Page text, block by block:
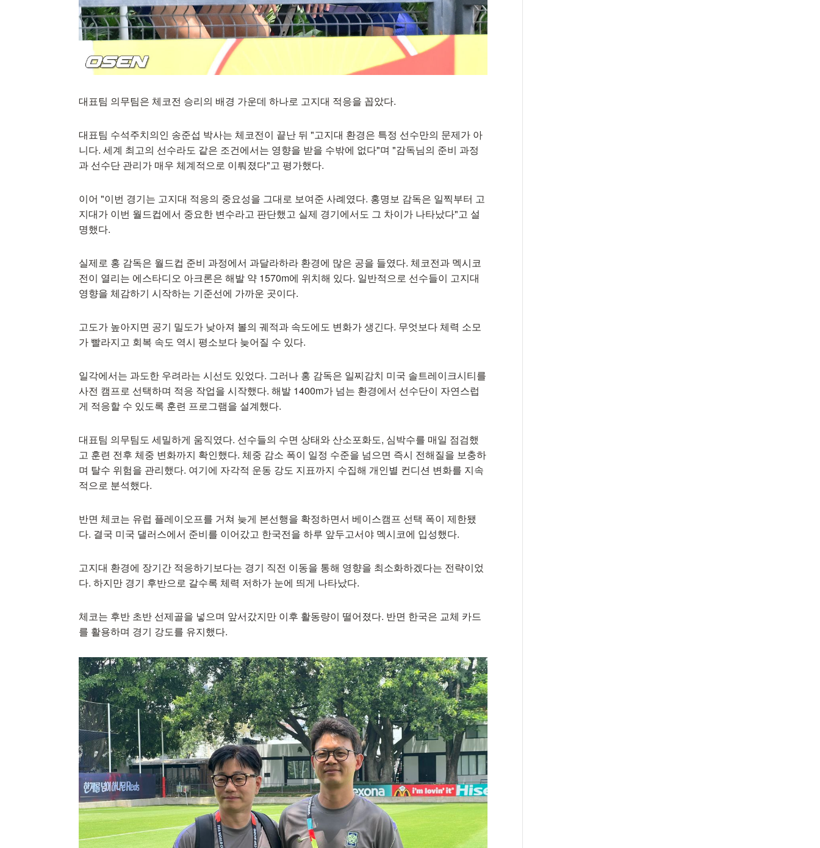
대표팀 의무팀은 체코전 승리의 배경 가운데 하나로 고지대 적응을 꼽았다.
대표팀 수석주치의인 송준섭 박사는 체코전이 끝난 뒤 "고지대 환경은 특정 선수만의 문제가 아
니다. 세계 최고의 선수라도 같은 조건에서는 영향을 받을 수밖에 없다"며 "감독님의 준비 과정
과 선수단 관리가 매우 체계적으로 이뤄졌다"고 평가했다.
이어 "이번 경기는 고지대 적응의 중요성을 그대로 보여준 사례였다. 홍명보 감독은 일찍부터 고
지대가 이번 월드컵에서 중요한 변수라고 판단했고 실제 경기에서도 그 차이가 나타났다"고 설
명했다.
실제로 홍 감독은 월드컵 준비 과정에서 과달라하라 환경에 많은 공을 들였다. 체코전과 멕시코
전이 열리는 에스타디오 아크론은 해발 약 1570m에 위치해 있다. 일반적으로 선수들이 고지대
영향을 체감하기 시작하는 기준선에 가까운 곳이다.
고도가 높아지면 공기 밀도가 낮아져 볼의 궤적과 속도에도 변화가 생긴다. 무엇보다 체력 소모
가 빨라지고 회복 속도 역시 평소보다 늦어질 수 있다.
일각에서는 과도한 우려라는 시선도 있었다. 그러나 홍 감독은 일찌감치 미국 솔트레이크시티를
사전 캠프로 선택하며 적응 작업을 시작했다. 해발 1400m가 넘는 환경에서 선수단이 자연스럽
게 적응할 수 있도록 훈련 프로그램을 설계했다.
대표팀 의무팀도 세밀하게 움직였다. 선수들의 수면 상태와 산소포화도, 심박수를 매일 점검했
고 훈련 전후 체중 변화까지 확인했다. 체중 감소 폭이 일정 수준을 넘으면 즉시 전해질을 보충하
며 탈수 위험을 관리했다. 여기에 자각적 운동 강도 지표까지 수집해 개인별 컨디션 변화를 지속
적으로 분석했다.
반면 체코는 유럽 플레이오프를 거쳐 늦게 본선행을 확정하면서 베이스캠프 선택 폭이 제한됐
다. 결국 미국 댈러스에서 준비를 이어갔고 한국전을 하루 앞두고서야 멕시코에 입성했다.
고지대 환경에 장기간 적응하기보다는 경기 직전 이동을 통해 영향을 최소화하겠다는 전략이었
다. 하지만 경기 후반으로 갈수록 체력 저하가 눈에 띄게 나타났다.
체코는 후반 초반 선제골을 넣으며 앞서갔지만 이후 활동량이 떨어졌다. 반면 한국은 교체 카드
를 활용하며 경기 강도를 유지했다.